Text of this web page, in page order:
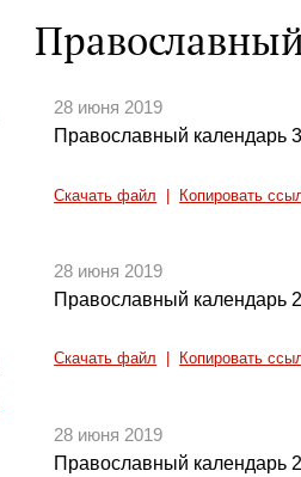
28 июня 2019
Православный календарь
Скачать файл Копировать
28 июня 2019
Православный календарь
Скачать файл Копировать
28 июня 2019
Православный календарь